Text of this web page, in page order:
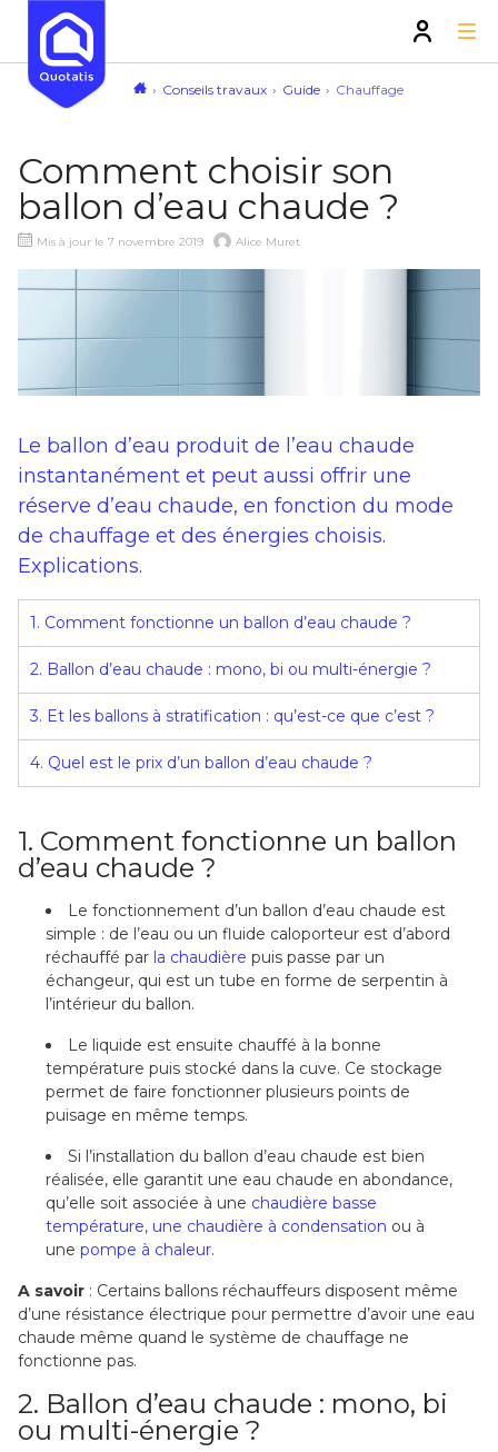
Conseils travaux Guide Chauffage
Comment choisir son
ballon d’eau chaude ?
Mis à jour le 7 novembre 2019 Alice Muret
Le ballon d’eau produit de l’eau chaude
instantanément et peut aussi offrir une
réserve d’eau chaude, en fonction du mode
de chauffage et des énergies choisis.
Explications.
1. Comment fonctionne un ballon d’eau chaude ?
2. Ballon d’eau chaude : mono, bi ou multi-énergie ?
3. Et les ballons à stratification : qu’est-ce que c’est ?
4. Quel est le prix d’un ballon d’eau chaude ?
1. Comment fonctionne un ballon
d’eau chaude ?
Le fonctionnement d’un ballon d’eau chaude est
simple : de l’eau ou un fluide caloporteur est d’abord
réchauffé par la chaudière puis passe par un
échangeur, qui est un tube en forme de serpentin à
l’intérieur du ballon.
Le liquide est ensuite chauffé à la bonne
température puis stocké dans la cuve. Ce stockage
permet de faire fonctionner plusieurs points de
puisage en même temps.
Si l’installation du ballon d’eau chaude est bien
réalisée, elle garantit une eau chaude en abondance,
qu’elle soit associée à une chaudière basse
température, une chaudière à condensation ou à
une pompe à chaleur.
A savoir : Certains ballons réchauffeurs disposent même
d’une résistance électrique pour permettre d’avoir une eau
chaude même quand le système de chauffage ne
fonctionne pas.
2. Ballon d’eau chaude : mono, bi
ou multi-énergie ?